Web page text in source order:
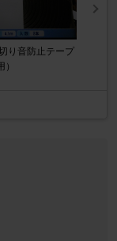
り音防止テープ